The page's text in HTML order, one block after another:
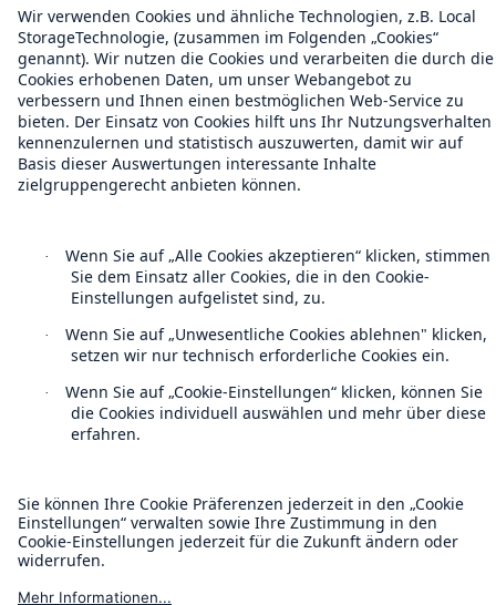
Kontakt
Datenschutz
Rechtliche Hinweise
Sitemap
Munich Re’s Statement on the UK Modern Slavery Act